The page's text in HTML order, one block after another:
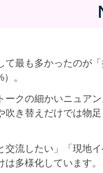
て最も多かったのが
。
ークの細かいニュア
吹き替えだけでは物
流したい」「現地イ
多様化しています。